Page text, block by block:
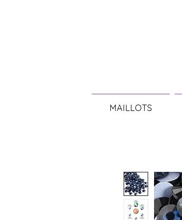
MAILLOTS